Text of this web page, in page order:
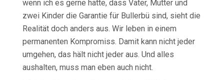
wenn ich es gerne hätte, dass Vater, Mutter und
zwei Kinder die Garantie für Bullerbü sind, sieht die
Realität doch anders aus. Wir leben in einem
permanenten Kompromiss. Damit kann nicht jeder
umgehen, das hält nicht jeder aus. Und alles
aushalten, muss man eben auch nicht.